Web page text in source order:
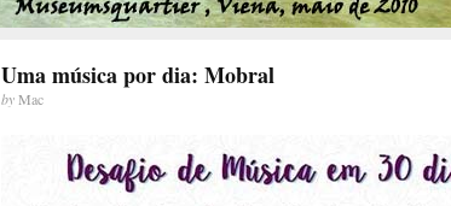
Uma música por dia: Mobral
byMac